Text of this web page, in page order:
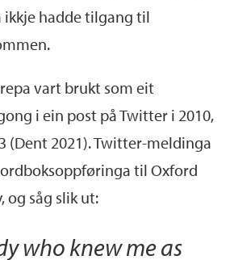
ikkje hadde tilgang til
vart brukt som eit
i ein post på Twitter i 2010,
(Dent 2021). Twitter-meldinga
til Oxford
og såg slik ut:
who knew me as